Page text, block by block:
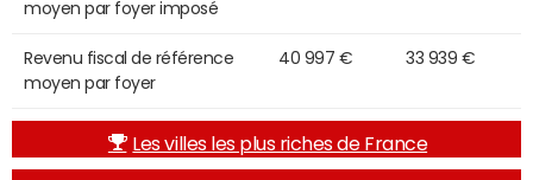
moyen par foyer imposé
Revenu fiscal de référence
moyen par foyer
40 997 € 33 939 €
Les villes les plus riches de France